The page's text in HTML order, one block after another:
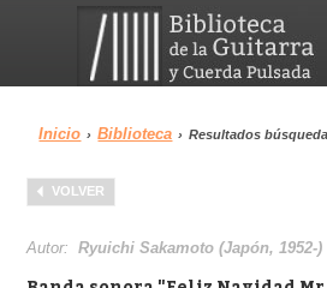
Menu
Biblioteca
Inicio › Biblioteca › Resultados búsqueda
VOLVER
Autor:Ryuichi Sakamoto (Japón, 1952-)